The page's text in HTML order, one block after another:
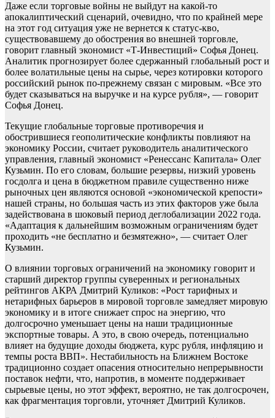
Даже если торговые войны не выйдут на какой-то
апокалиптический сценарий, очевидно, что по крайней мере
на этот год ситуация уже не вернется к статус-кво,
существовавшему до обострения во внешней торговле,
говорит главный экономист «Т-Инвестиций» Софья Донец.
Аналитик прогнозирует более сдержанный глобальный рост и
более волатильные цены на сырье, через котировки которого
российский рынок по-прежнему связан с мировым. «Все это
будет сказываться на выручке и на курсе рубля», — говорит
Софья Донец.
Текущие глобальные торговые противоречия и
обострившиеся геополитические конфликты повлияют на
экономику России, считает руководитель аналитического
управления, главный экономист «Ренессанс Капитала» Олег
Кузьмин. По его словам, большие резервы, низкий уровень
госдолга и цена в бюджетном правиле существенно ниже
рыночных цен являются основой «экономической крепости»
нашей страны, но большая часть из этих факторов уже была
задействована в шоковый период деглобализации 2022 года.
«Адаптация к дальнейшим возможным ограничениям будет
проходить «не бесплатно и безмятежно», — считает Олег
Кузьмин.
О влиянии торговых ограничений на экономику говорит и
старший директор группы суверенных и региональных
рейтингов АКРА Дмитрий Куликов: «Рост тарифных и
нетарифных барьеров в мировой торговле замедляет мировую
экономику и в итоге снижает спрос на энергию, что
долгосрочно уменьшает цены на наши традиционные
экспортные товары. А это, в свою очередь, потенциально
влияет на будущие доходы бюджета, курс рубля, инфляцию и
темпы роста ВВП». Нестабильность на Ближнем Востоке
традиционно создает опасения относительно непрерывности
поставок нефти, что, напротив, в моменте поддерживает
сырьевые цены, но этот эффект, вероятно, не так долгосрочен,
как фрагментация торговли, уточняет Дмитрий Куликов.